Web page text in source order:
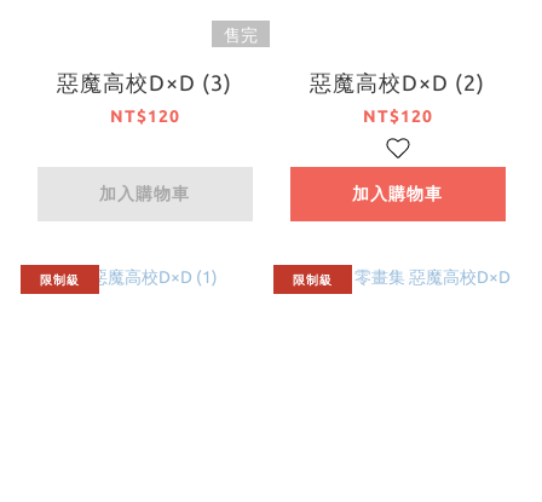
售完
惡魔高校D×D (3)
NT$120
加入購物車
惡魔高校D×D (2)
NT$120
加入購物車
限制級 限制級